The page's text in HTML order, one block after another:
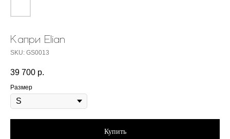
Капри Elian
SKU: GS0013
39 700 р.
Размер
Купить